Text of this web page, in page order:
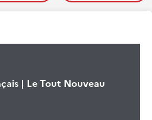
| Le Tout Nouveau